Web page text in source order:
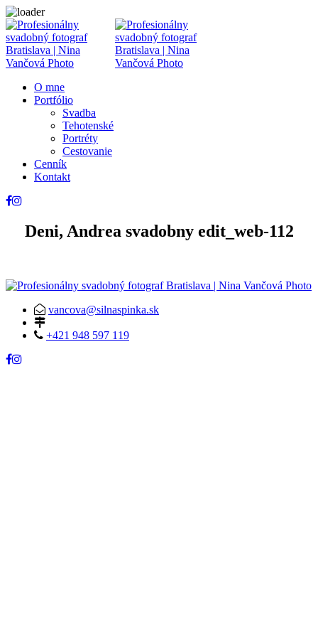
O mne
Portfólio
Svadba
Tehotenské
Portréty
Cestovanie
Cenník
Kontakt
Deni, Andrea svadobny edit_web-112
vancova@silnaspinka.sk
+421 948 597 119